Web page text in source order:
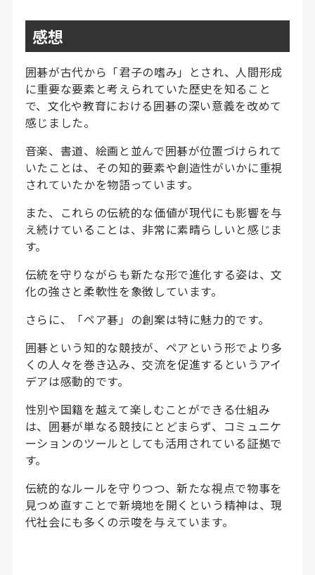
感想
囲碁が古代から「君子の嗜み」とされ、人間形成
に重要な要素と考えられていた歴史を知ること
で、文化や教育における囲碁の深い意義を改めて
感じました。
音楽、書道、絵画と並んで囲碁が位置づけられて
いたことは、その知的要素や創造性がいかに重視
されていたかを物語っています。
また、これらの伝統的な価値が現代にも影響を与
え続けていることは、非常に素晴らしいと感じま
す。
伝統を守りながらも新たな形で進化する姿は、文
化の強さと柔軟性を象徴しています。
さらに、「ペア碁」の創案は特に魅力的です。
囲碁という知的な競技が、ペアという形でより多
くの人々を巻き込み、交流を促進するというアイ
デアは感動的です。
性別や国籍を越えて楽しむことができる仕組み
は、囲碁が単なる競技にとどまらず、コミュニケ
ーションのツールとしても活用されている証拠で
す。
伝統的なルールを守りつつ、新たな視点で物事を
見つめ直すことで新境地を開くという精神は、現
代社会にも多くの示唆を与えています。